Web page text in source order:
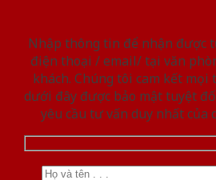
Nhập thông tin để nhận được
điện thoại / email/ tại văn
khách. Chúng tôi cam kết
dưới đây được bảo mật tuyệt đối
yêu cầu tư vấn duy nhất của